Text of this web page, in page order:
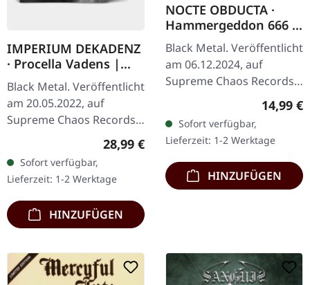
IMPERIUM DEKADENZ
· Procella Vadens |
SILVER 2LP
Black Metal. Veröffentlicht
am 20.05.2022, auf
Supreme Chaos Records.
Letzte Exemplare! #4-10
Silbernes Doppel-Vinyl im
Gatefold-Cover mit
bedrucktem…
Regulärer Preis:
28,99 €
Sofort verfügbar,
Lieferzeit: 1-2 Werktage
HINZUFÜGEN
NOCTE OBDUCTA ·
Hammergeddon 666 |
DIGIPAK CD
Black Metal. Veröffentlicht
am 06.12.2024, auf
Supreme Chaos Records.
Limitierte CD im DigiPak
mit 8-seitigem Booklet,
nur 250
handnummerierte…
14,99 €
Sofort verfügbar,
Lieferzeit: 1-2 Werktage
HINZUFÜGEN